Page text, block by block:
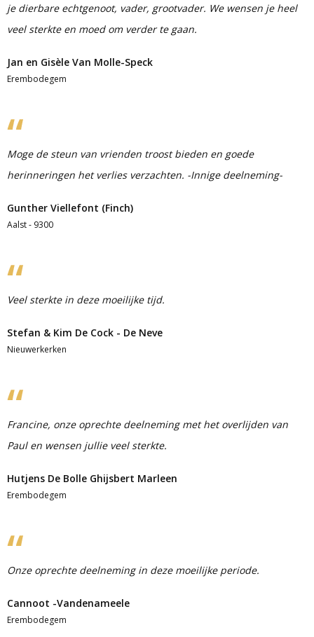
je dierbare echtgenoot, vader, grootvader. We wensen je heel
veel sterkte en moed om verder te gaan.
Jan en Gisèle Van Molle-Speck
Erembodegem
Moge de steun van vrienden troost bieden en goede
herinneringen het verlies verzachten. -Innige deelneming-
Gunther Viellefont (Finch)
Aalst - 9300
Veel sterkte in deze moeilijke tijd.
Stefan & Kim De Cock - De Neve
Nieuwerkerken
Francine, onze oprechte deelneming met het overlijden van
Paul en wensen jullie veel sterkte.
Hutjens De Bolle Ghijsbert Marleen
Erembodegem
Onze oprechte deelneming in deze moeilijke periode.
Cannoot -Vandenameele
Erembodegem